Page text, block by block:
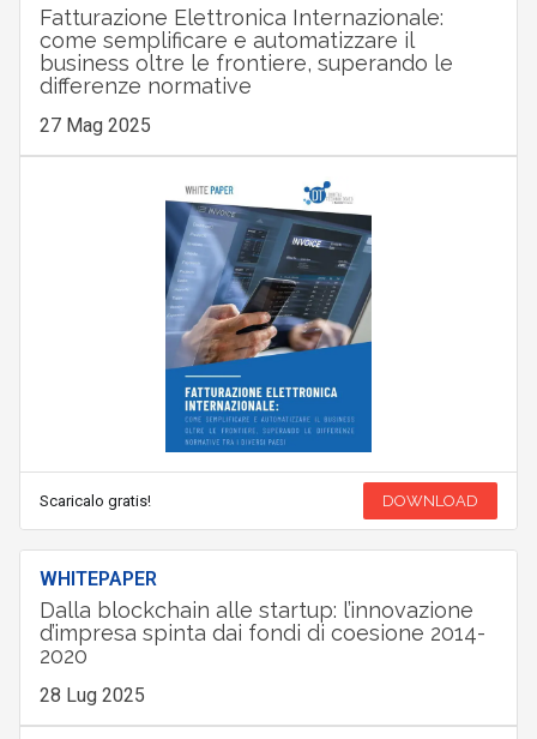
Fatturazione Elettronica Internazionale:
come semplificare e automatizzare il
business oltre le frontiere, superando le
differenze normative
27 Mag 2025
Scaricalo gratis! DOWNLOAD
WHITEPAPER
Dalla blockchain alle startup: l’innovazione
d’impresa spinta dai fondi di coesione 2014-
2020
28 Lug 2025